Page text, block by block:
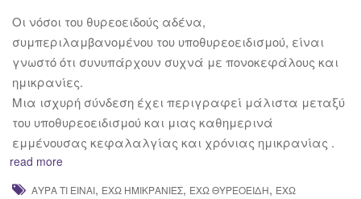
Οι νόσοι του θυρεοειδούς αδένα,
συμπεριλαμβανομένου του υποθυρεοειδισμού, είναι
γνωστό ότι συνυπάρχουν συχνά με πονοκεφάλους και
ημικρανίες.
Μια ισχυρή σύνδεση έχει περιγραφεί μάλιστα μεταξύ
του υποθυρεοειδισμού και μιας καθημερινά
εμμένουσας κεφαλαλγίας και χρόνιας ημικρανίας .
read more
ΑΎΡΑ ΤΙ ΕΊΝΑΙ, ΈΧΩ ΗΜΙΚΡΑΝΊΕΣ, ΈΧΩ ΘΥΡΕΟΕΙΔΉ, ΈΧΩ